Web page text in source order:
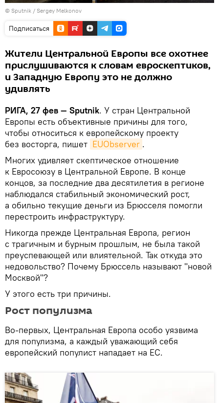
© Sputnik / Sergey Melkonov
Подписаться
Жители Центральной Европы все охотнее
прислушиваются к словам евроскептиков,
и Западную Европу это не должно
удивлять
РИГА, 27 фев — Sputnik. У стран Центральной
Европы есть объективные причины для того,
чтобы относиться к европейскому проекту
без восторга, пишет EUObserver .
Многих удивляет скептическое отношение
к Евросоюзу в Центральной Европе. В конце
концов, за последние два десятилетия в регионе
наблюдался стабильный экономический рост,
а обильно текущие деньги из Брюсселя помогли
перестроить инфраструктуру.
Никогда прежде Центральная Европа, регион
с трагичным и бурным прошлым, не была такой
преуспевающей или влиятельной. Так откуда это
недовольство? Почему Брюссель называют "новой
Москвой"?
У этого есть три причины.
Рост популизма
Во-первых, Центральная Европа особо уязвима
для популизма, а каждый уважающий себя
европейский популист нападает на ЕС.